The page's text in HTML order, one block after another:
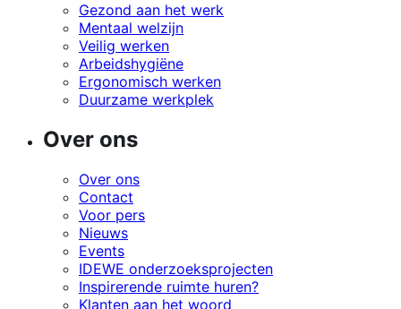
Gezond aan het werk
Mentaal welzijn
Veilig werken
Arbeidshygiëne
Ergonomisch werken
Duurzame werkplek
Over ons
Over ons
Contact
Voor pers
Nieuws
Events
IDEWE onderzoeksprojecten
Inspirerende ruimte huren?
Klanten aan het woord